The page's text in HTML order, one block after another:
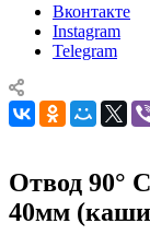
Вконтакте
Instagram
Telegram
Отвод 90°
40мм